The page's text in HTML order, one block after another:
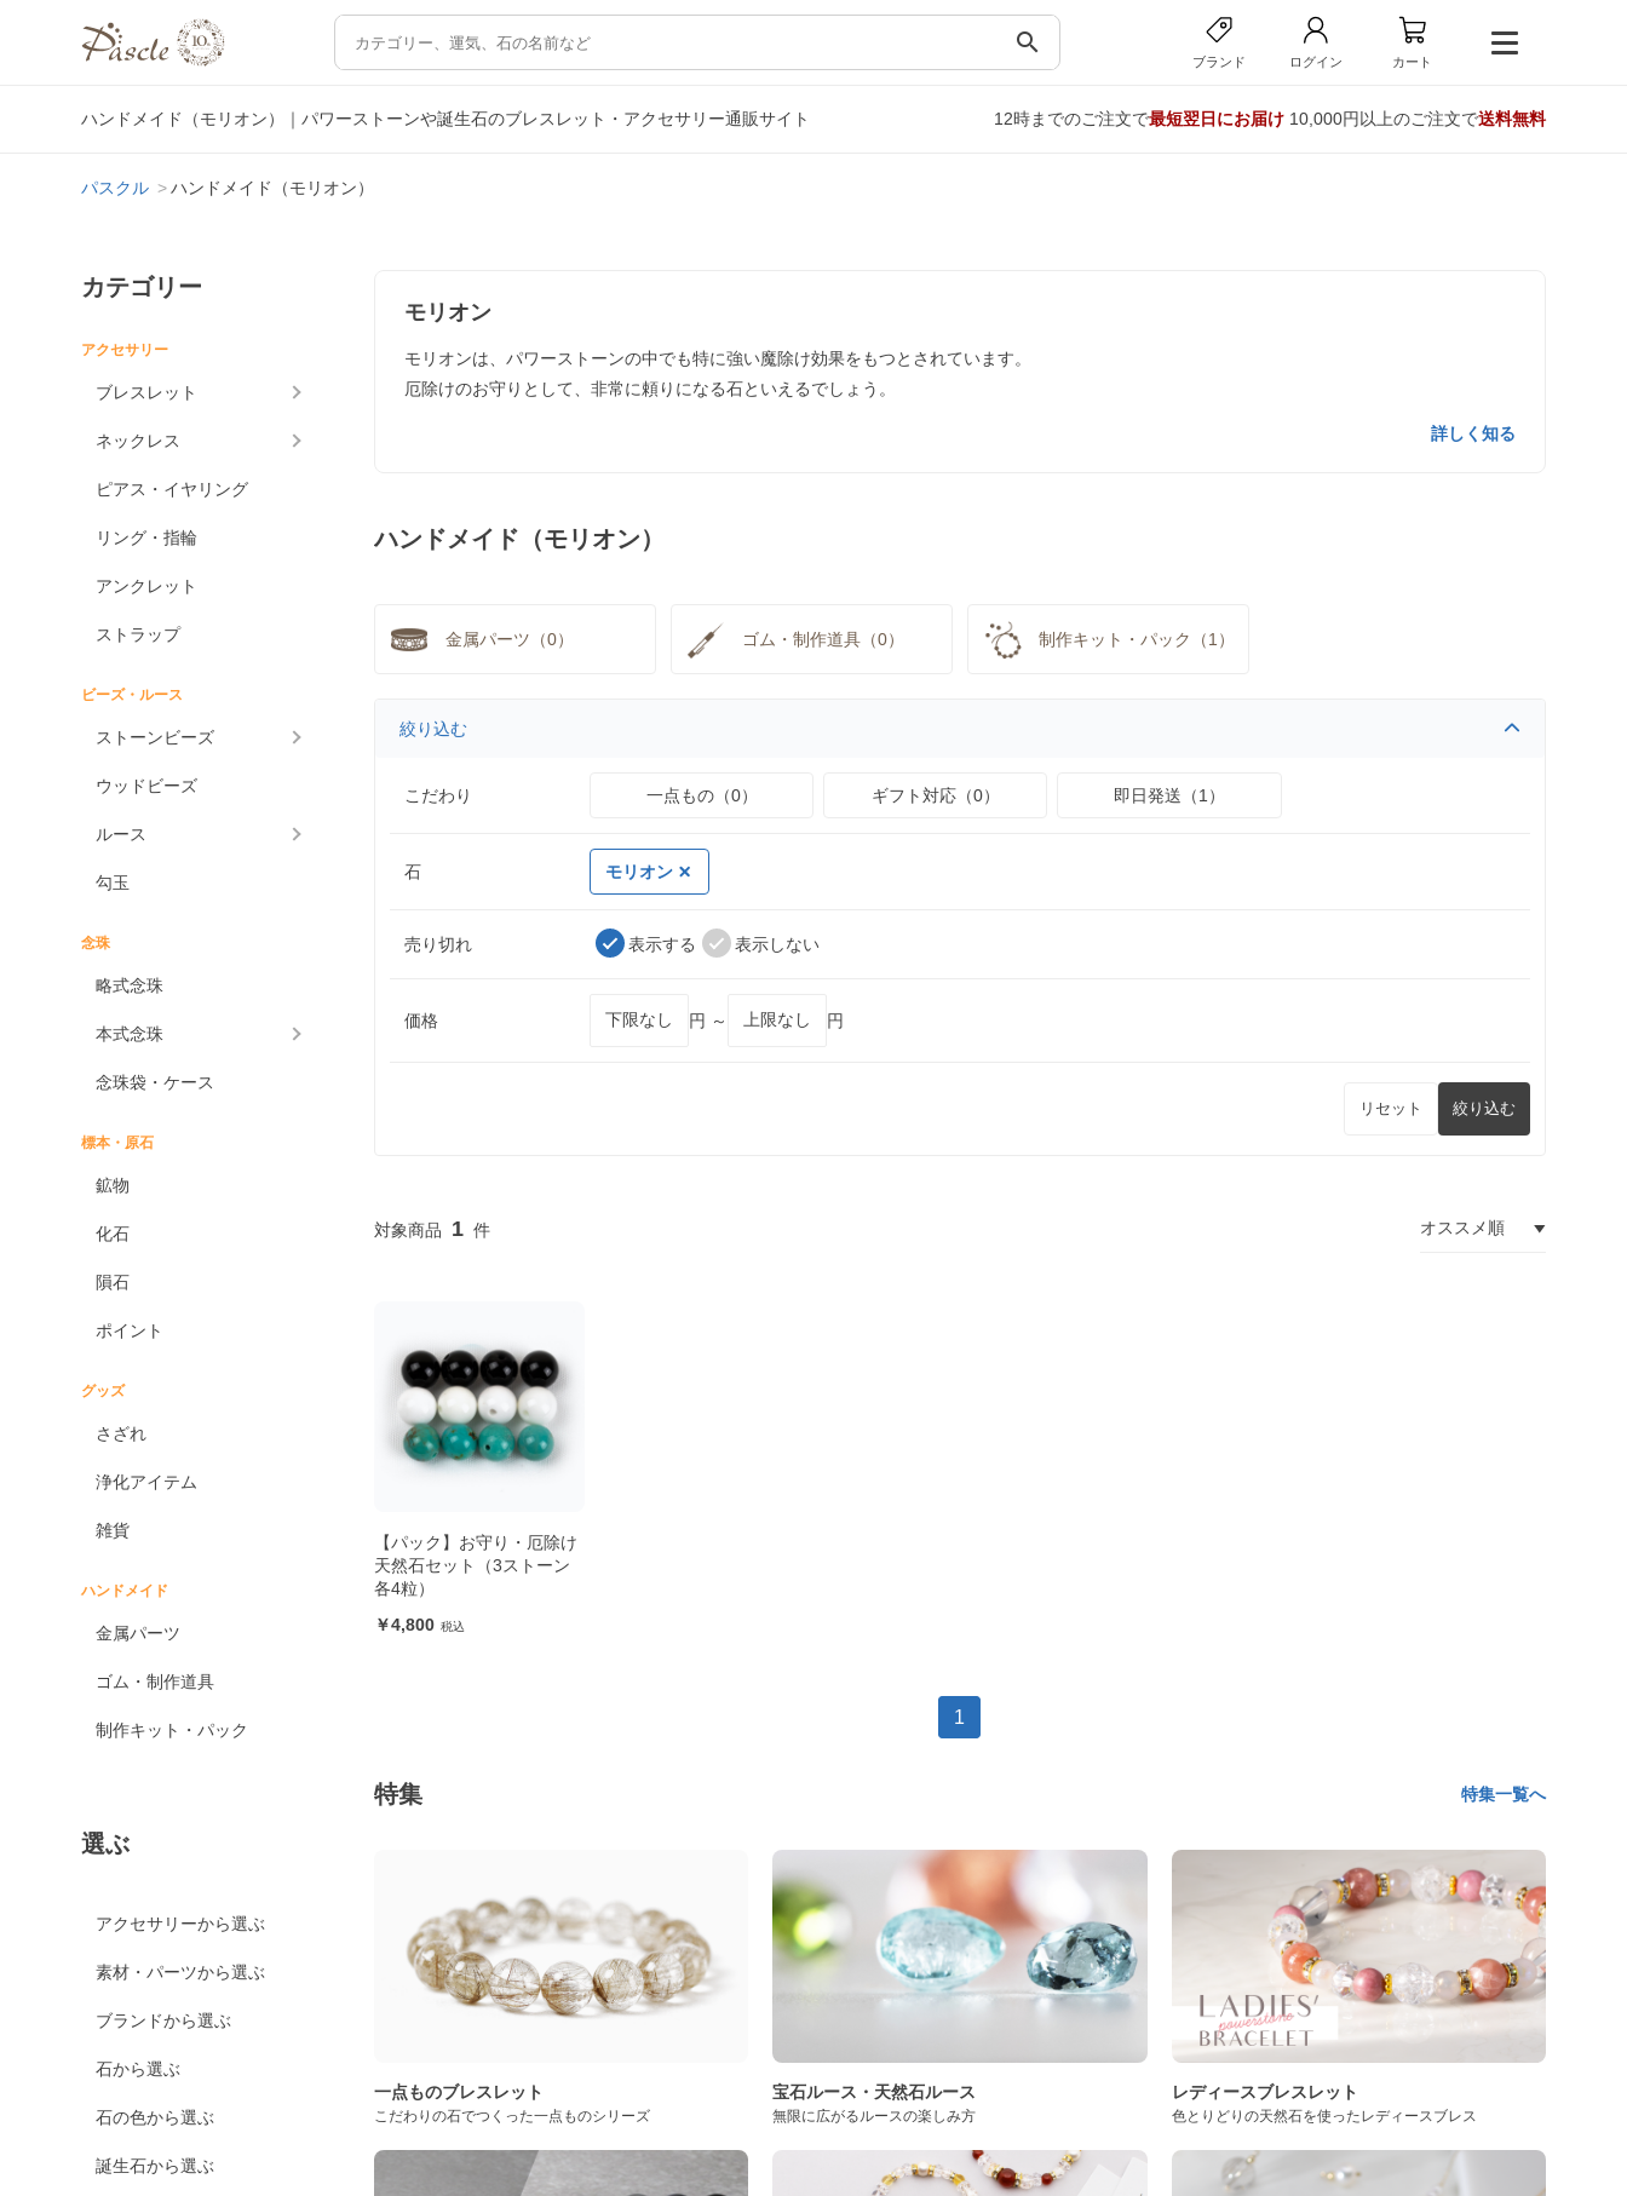
search
ブランド ログイン カート
ハンドメイド（モリオン）｜パワーストーンや誕生石のブレスレット・アクセサリー通販サイト 12時までのご注文で最短翌日にお届け10,000円以上のご注文で送料無料
パスクル ハンドメイド（モリオン）
カテゴリー
アクセサリー
ブレスレット
ネックレス
ピアス・イヤリング
リング・指輪
アンクレット
ストラップ
ビーズ・ルース
ストーンビーズ
ウッドビーズ
ルース
勾玉
念珠
略式念珠
本式念珠
念珠袋・ケース
標本・原石
鉱物
化石
隕石
ポイント
グッズ
さざれ
浄化アイテム
雑貨
ハンドメイド
金属パーツ
ゴム・制作道具
制作キット・パック
選ぶ
アクセサリーから選ぶ
素材・パーツから選ぶ
ブランドから選ぶ
石から選ぶ
石の色から選ぶ
誕生石から選ぶ
モリオン
モリオンは、パワーストーンの中でも特に強い魔除け効果をもつとされています。
厄除けのお守りとして、非常に頼りになる石といえるでしょう。
詳しく知る
ハンドメイド（モリオン）
金属パーツ（0） ゴム・制作道具（0） 制作キット・パック（1）
絞り込む
こだわり 一点もの（0） ギフト対応（0） 即日発送（1）
石 モリオン
売り切れ 表示する 表示しない
価格 円 ～ 円
リセット 絞り込む
1
【パック】お守り・厄除け
天然石セット（3ストーン
各4粒）
4,800
1
特集 特集一覧へ
一点ものブレスレット
こだわりの石でつくった一点ものシリーズ
宝石ルース・天然石ルース
無限に広がるルースの楽しみ方
レディースブレスレット
色とりどりの天然石を使ったレディースブレス